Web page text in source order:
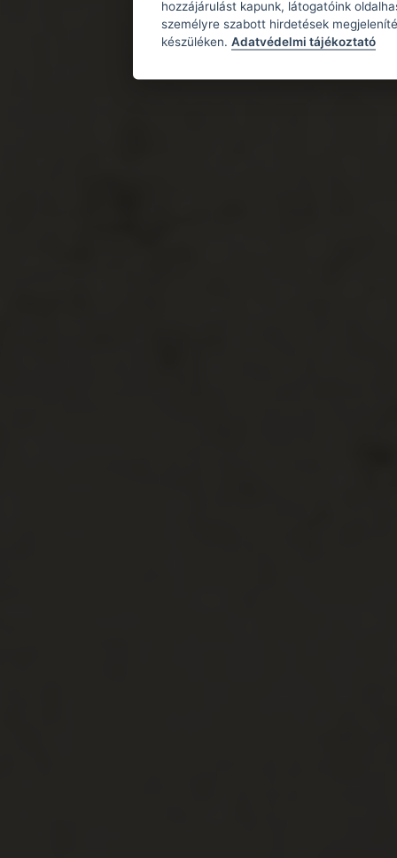
hozzájárulást kapunk, látogatóink
személyre szabott hirdetések
készüléken. Adatvédelmi tájékoztató